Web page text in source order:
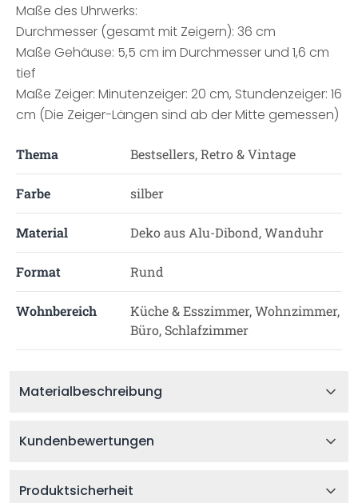
Maße des Uhrwerks:
Durchmesser (gesamt mit Zeigern): 36 cm
Maße Gehäuse: 5,5 cm im Durchmesser und 1,6 cm
tief
Maße Zeiger: Minutenzeiger: 20 cm, Stundenzeiger: 16
cm (Die Zeiger-Längen sind ab der Mitte gemessen)
Thema Bestsellers, Retro & Vintage
Farbe silber
Material Deko aus Alu-Dibond, Wanduhr
Format Rund
Wohnbereich
Küche & Esszimmer, Wohnzimmer,
Büro, Schlafzimmer
Materialbeschreibung
Kundenbewertungen
Produktsicherheit